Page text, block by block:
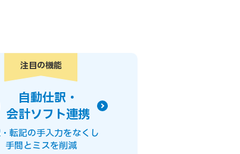
注目の機能
自動仕訳・
会計ソフト連携
転記の手入力をなくし
手間とミスを削減